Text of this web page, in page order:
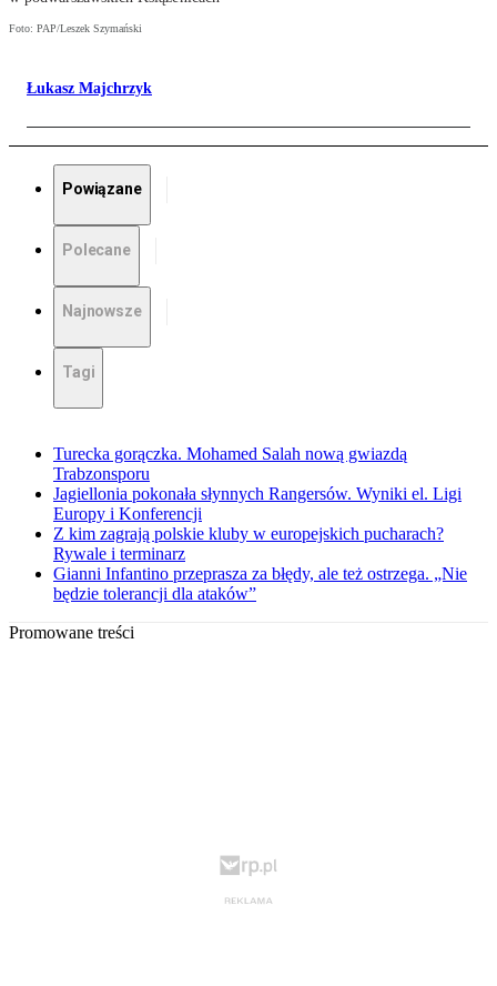
Foto: PAP/Leszek Szymański
Łukasz Majchrzyk
Powiązane
Polecane
Najnowsze
Tagi
Turecka gorączka. Mohamed Salah nową gwiazdą
Trabzonsporu
Jagiellonia pokonała słynnych Rangersów. Wyniki el. Ligi
Europy i Konferencji
Z kim zagrają polskie kluby w europejskich pucharach?
Rywale i terminarz
Gianni Infantino przeprasza za błędy, ale też ostrzega. „Nie
będzie tolerancji dla ataków”
Promowane treści